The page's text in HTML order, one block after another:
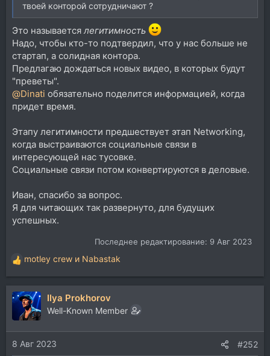
твоей конторой сотрудничают ?
Это называется легитимность
Надо, чтобы кто-то подтвердил, что у нас больше не
стартап, а солидная контора.
Предлагаю дождаться новых видео, в которых будут
"преветы".
@Dinati обязательно поделится информацией, когда
придет время.
Этапу легитимности предшествует этап Networking,
когда выстраиваются социальные связи в
интересующей нас тусовке.
Социальные связи потом конвертируются в деловые.
Иван, спасибо за вопрос.
Я для читающих так развернуто, для будущих
успешных.
Последнее редактирование: 9 Авг 2023
Р
е
а
к
ц
и
и
:
motley crew и Nabastak
Ilya Prokhorov
Well-Known Member
8 Авг 2023 #252